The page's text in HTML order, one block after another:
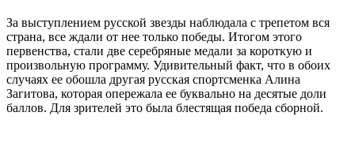
За выступлением русской звезды наблюдала с трепетом вся
страна, все ждали от нее только победы. Итогом этого
первенства, стали две серебряные медали за короткую и
произвольную программу. Удивительный факт, что в обоих
случаях ее обошла другая русская спортсменка Алина
Загитова, которая опережала ее буквально на десятые доли
баллов. Для зрителей это была блестящая победа сборной.